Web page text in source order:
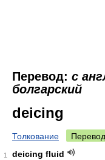
Перевод: с
болгарский
deicing
Толкование Перевод
1
deicing fluid